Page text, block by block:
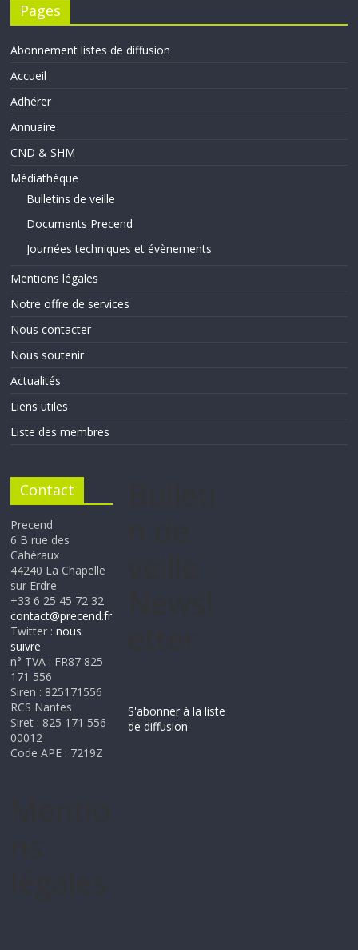
Pages
Abonnement listes de diffusion
Accueil
Adhérer
Annuaire
CND & SHM
Médiathèque
Bulletins de veille
Documents Precend
Journées techniques et évènements
Mentions légales
Notre offre de services
Nous contacter
Nous soutenir
Actualités
Liens utiles
Liste des membres
Contact
Precend
6 B rue des
Cahéraux
44240 La Chapelle
sur Erdre
+33 6 25 45 72 32
contact@precend.fr
Twitter :nous
suivre
n° TVA : FR87 825
171 556
Siren : 825171556
RCS Nantes
Siret : 825 171 556
00012
Code APE : 7219Z
S'abonner à la liste
de diffusion